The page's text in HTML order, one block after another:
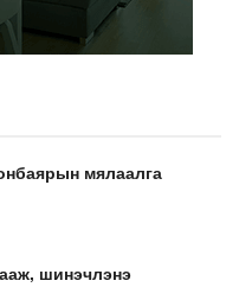
мялаалга
шинэчлэнэ